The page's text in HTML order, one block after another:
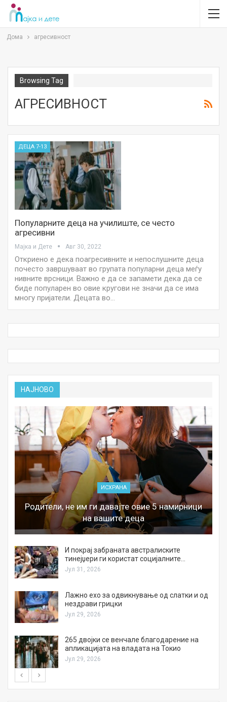
Дома агресивност
Browsing Tag
АГРЕСИВНОСТ
ДЕЦА 7-13
Популарните деца на училиште, се често
агресивни
Мајка и Дете Авг 30, 2022
Откриено е дека поагресивните и непослушните деца
почесто завршуваат во групата популарни деца меѓу
нивните врсници. Важно е да се запамети дека да се
биде популарен во овие кругови не значи да се има
многу пријатели. Децата во…
НАЈНОВО
ИСХРАНА
Родители, не им ги давајте овие 5 намирници
на вашите деца
И покрај забраната австралиските
тинејџери ги користат социјалните…
Јул 31, 2026
Лажно ехо за одвикнување од слатки и од
нездрави грицки
Јул 29, 2026
265 двојки се венчале благодарение на
апликацијата на владата на Токио
Јул 29, 2026